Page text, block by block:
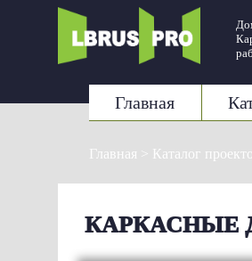
Главная
Главная > Каталог
КАРКАСНЫЕ